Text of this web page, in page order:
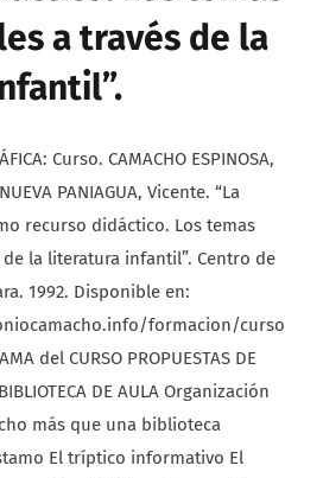
a través de la
Curso. CAMACHO ESPINOSA,
PANIAGUA, Vicente. “La
recurso didáctico. Los temas
la literatura infantil”. Centro de
1992. Disponible en:
formacion/curso
del CURSO PROPUESTAS DE
DE AULA Organización
más que una biblioteca
El tríptico informativo El